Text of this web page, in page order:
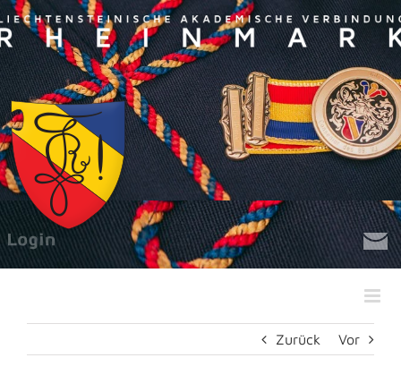
Zum
Inhalt
springen
Zurück Vor